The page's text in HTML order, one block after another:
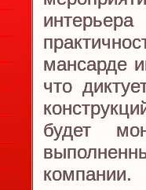
мансарде
что
будет
компании.